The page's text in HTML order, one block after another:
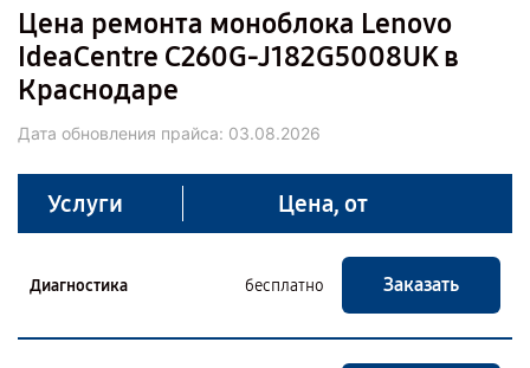
Цена ремонта моноблока Lenovo
IdeaCentre C260G-J182G5008UK в
Краснодаре
Дата обновления прайса: 03.08.2026
Услуги Цена, от
Диагностика бесплатно Заказать